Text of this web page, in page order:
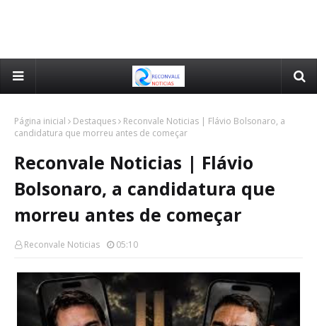
Página inicial Destaques
Reconvale Noticias | Flávio Bolsonaro, a
candidatura que morreu antes de começar
Reconvale Noticias | Flávio
Bolsonaro, a candidatura que
morreu antes de começar
Reconvale Noticias 05:10